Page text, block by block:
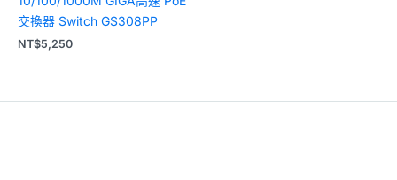
交換器 Switch GS308PP
NT$5,250